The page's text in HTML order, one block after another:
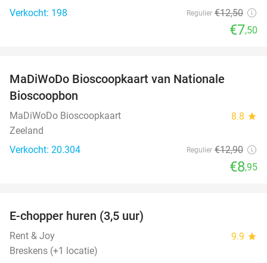
Verkocht: 198
Regulier €12,50
€7,50
MaDiWoDo Bioscoopkaart van Nationale
Bioscoopbon
MaDiWoDo Bioscoopkaart 8.8 star
Zeeland
Verkocht: 20.304
Regulier €12,90
€8,95
E-chopper huren (3,5 uur)
Rent & Joy 9.9 star
Breskens (+1 locatie)